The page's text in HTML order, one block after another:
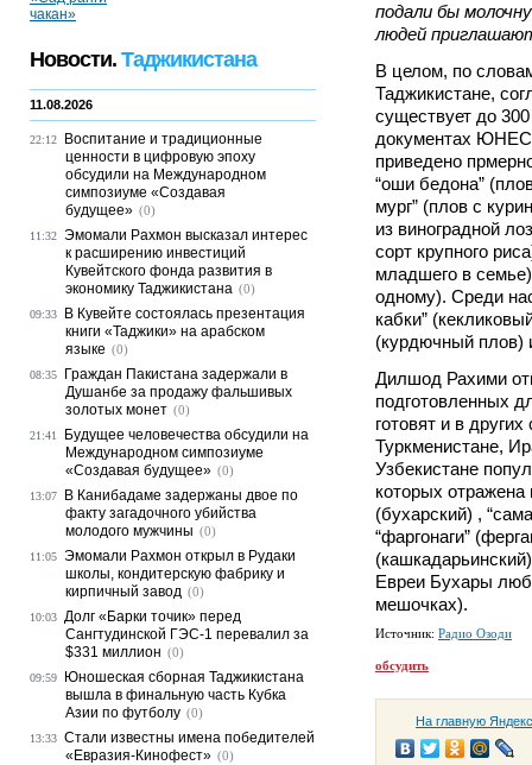
подали бы
людей
В целом, по
Таджикистане,
существует до
документах
приведено
“оши бедона”
мург” (плов с
из виноградной
сорт крупного
младшего в
одному). Среди
кабки”
(курдючный плов)
Дилшод Рахими
подготовленных
готовят и в
Туркменистане,
Узбекистане
которых отражена
(бухарский) ,
“фаргонаги”
Евреи Бухары
мешочках).
Источник: Радио Озоди
обсудить
На главную
Новости. Таджикистана
11.08.2026
22:12
Воспитание и традиционные
ценности в цифровую эпоху
обсудили на Международном
симпозиуме «Создавая
будущее» (0)
11:32 Эмомали Рахмон высказал интерес
к расширению инвестиций
Кувейтского фонда развития в
экономику Таджикистана (0)
09:33
В Кувейте состоялась презентация
книги «Таджики» на арабском
языке (0)
08:35
Граждан Пакистана задержали в
Душанбе за продажу фальшивых
золотых монет (0)
21:41
Будущее человечества обсудили на
Международном симпозиуме
«Создавая будущее» (0)
13:07
В Канибадаме задержаны двое по
факту загадочного убийства
молодого мужчины (0)
11:05 Эмомали Рахмон открыл в Рудаки
школы, кондитерскую фабрику и
кирпичный завод (0)
10:03 Долг «Барки точик» перед
Сангтудинской ГЭС-1 перевалил за
$331 миллион (0)
09:59
Юношеская сборная Таджикистана
вышла в финальную часть Кубка
Азии по футболу (0)
13:33 Стали известны имена победителей
«Евразия-Кинофест» (0)